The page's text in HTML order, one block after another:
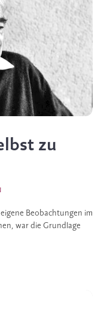
zu
Beobachtungen im
war die Grundlage